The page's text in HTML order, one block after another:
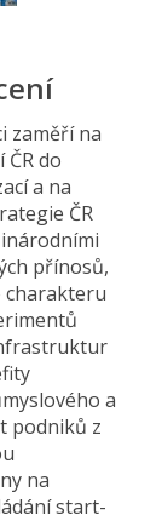
zaměří na
do
a na
ČR
přínosů,
charakteru
a
podniků z
na
start-